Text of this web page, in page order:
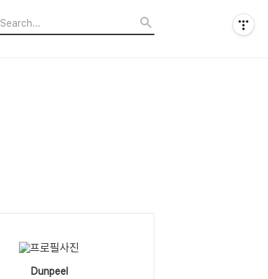
Dunpeel